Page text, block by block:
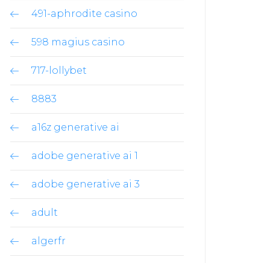
491-aphrodite casino
598 magius casino
717-lollybet
8883
a16z generative ai
adobe generative ai 1
adobe generative ai 3
adult
algerfr